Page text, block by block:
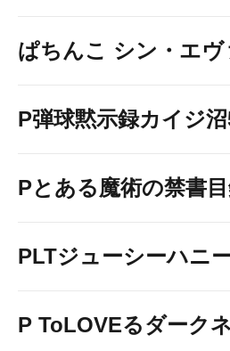
ぱちんこ シン・エ
P弾球黙示録カイジ
Pとある魔術の禁書
PLTジューシーハニ
P ToLOVEるダーク